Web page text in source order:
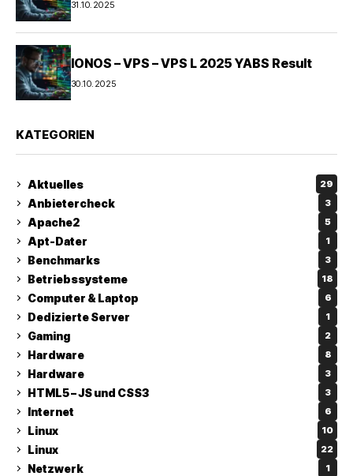
31.10.2025
IONOS – VPS – VPS L 2025 YABS Result
30.10.2025
KATEGORIEN
Aktuelles 29
Anbietercheck 3
Apache2 5
Apt-Dater 1
Benchmarks 3
Betriebssysteme 18
Computer & Laptop 6
Dedizierte Server 1
Gaming 2
Hardware 8
Hardware 3
HTML5 – JS und CSS3 3
Internet 6
Linux 10
Linux 22
Netzwerk 1